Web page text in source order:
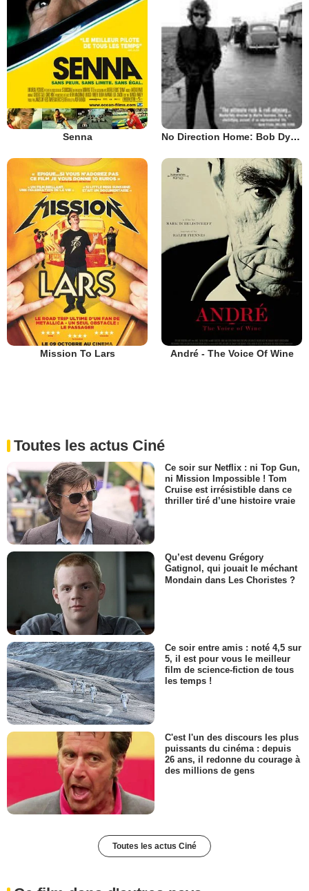
Senna No Direction Home: Bob Dylan
Mission To Lars André - The Voice Of Wine
Toutes les actus Ciné
Ce soir sur Netflix : ni Top Gun,
ni Mission Impossible ! Tom
Cruise est irrésistible dans ce
thriller tiré d’une histoire vraie
Qu’est devenu Grégory
Gatignol, qui jouait le méchant
Mondain dans Les Choristes ?
Ce soir entre amis : noté 4,5 sur
5, il est pour vous le meilleur
film de science-fiction de tous
les temps !
C'est l'un des discours les plus
puissants du cinéma : depuis
26 ans, il redonne du courage à
des millions de gens
Toutes les actus Ciné